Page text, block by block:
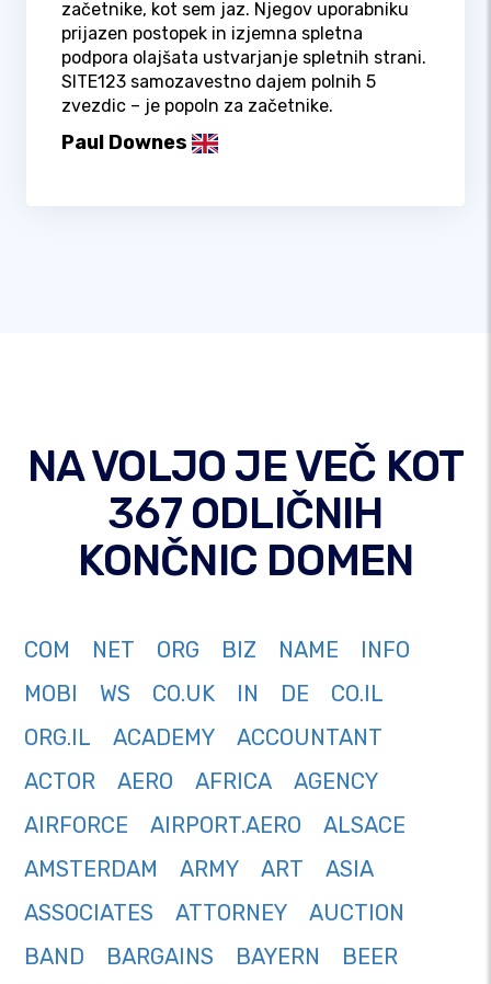
začetnike, kot sem jaz. Njegov uporabniku
prijazen postopek in izjemna spletna
podpora olajšata ustvarjanje spletnih strani.
SITE123 samozavestno dajem polnih 5
zvezdic – je popoln za začetnike.
Paul Downes
NA VOLJO JE VEČ KOT
367 ODLIČNIH
KONČNIC DOMEN
COM NET ORG BIZ NAME
INFO
MOBI
WS CO.UK IN DE
CO.IL
ORG.IL
ACADEMY
ACCOUNTANT
ACTOR
AERO AFRICA
AGENCY
AIRFORCE
AIRPORT.AERO
ALSACE
AMSTERDAM
ARMY ART
ASIA
ASSOCIATES
ATTORNEY
AUCTION
BAND
BARGAINS BAYERN
BEER